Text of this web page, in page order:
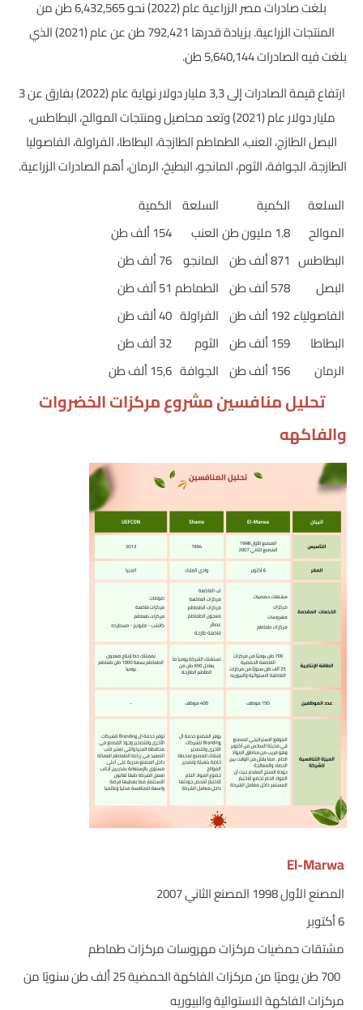
بلغت صادرات مصر الزراعية عام (2022) نحو 6,432,565 طن من
المنتجات الزراعية. بزيادة قدرها 792,421 طن عن عام (2021) الذي
بلغت فيه الصادرات 5,640,144 طن.
ارتفاع قيمة الصادرات إلى 3,3 مليار دولار نهاية عام (2022) بفارق عن 3
مليار دولار عام (2021) وتعد محاصيل ومنتجات الموالح، البطاطس،
البصل الطازج، العنب، الطماطم الطازجة، البطاطا، الفراولة، الفاصوليا
الطازجة، الجوافة، الثوم، المانجو، البطيخ، الرمان، أهم الصادرات الزراعية.
السلعة
الكمية السلعة الكمية
الموالح
1.8 مليون طن العنب
154 ألف طن
البطاطس 871 ألف طن المانجو 76 ألف طن
البصل
578 ألف طن الطماطم 51 ألف طن
الفاصولياء192 ألف طن الفراولة 40 ألف طن
البطاطا
159 ألف طن الثوم
32 ألف طن
الرمان
156 ألف طن الجوافة 15,6 ألف طن
تحليل منافسين مشروع مركزات الخضروات
والفاكهه
El-Marwa
المصنع الأول 1998 المصنع الثاني 2007
6 أكتوبر
مشتقات حمضيات مركزات مهروسات مركزات طماطم
700 طن يوميًا من مركزات الفاكهة الحمضية 25 ألف طن سنويًا من
مركزات الفاكهة الاستوائية والبيوريه